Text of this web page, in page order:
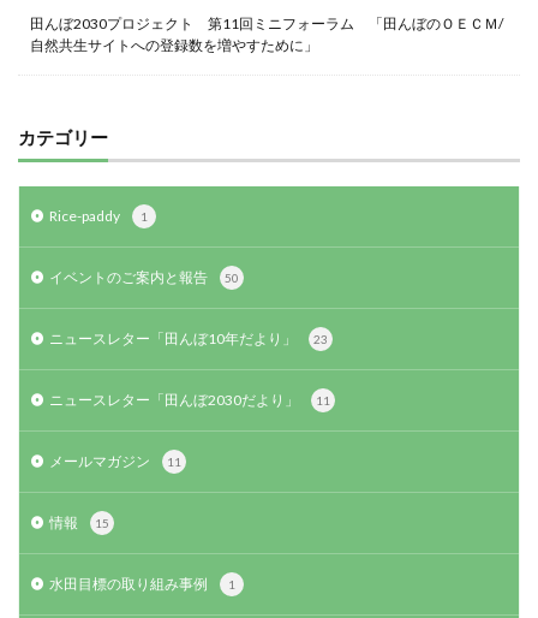
田んぼ2030プロジェクト 第11回ミニフォーラム 「田んぼのＯＥＣＭ/
自然共生サイトへの登録数を増やすために」
カテゴリー
Rice-paddy 1
イベントのご案内と報告 50
ニュースレター「田んぼ10年だより」 23
ニュースレター「田んぼ2030だより」 11
メールマガジン 11
情報 15
水田目標の取り組み事例 1